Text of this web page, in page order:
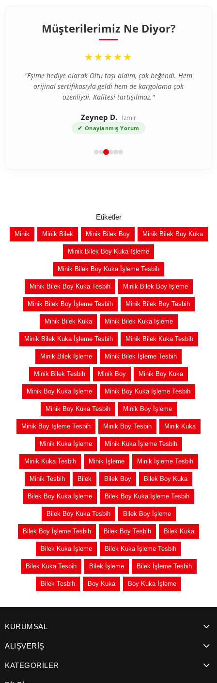
Müşterilerimiz Ne Diyor?
“
★★★★★
"Eşime hediye olarak Oltu taşı aldım, çok beğendi. Hem
orijinal sertifikasıyla geldi hem de kargolama çok
özenliydi. Kalitesi tartışılmaz."
Zeynep D. İzmir
✔ Onaylanmış Yorum
Etiketler
Minik Minik Bilek Minik Bilek Boy Minik Bilek Boy Kuka
Minik Bilek Boy Kuka İşleme
Minik Bilek Boy Kuka İşleme Tesbih
Minik Bilek Boy Kuka Tesbih Minik Bilek Boy İşleme
Minik Bilek Boy İşleme Tesbih Minik Bilek Boy Tesbih
Minik Bilek Kuka Minik Bilek Kuka İşleme
Minik Bilek Kuka İşleme Tesbih Minik Bilek Kuka Tesbih
Minik Bilek İşleme Minik Bilek İşleme Tesbih
Minik Bilek Tesbih Minik Boy Minik Boy Kuka
Minik Boy Kuka İşleme Minik Boy Kuka İşleme Tesbih
Minik Boy Kuka Tesbih Minik Boy İşleme
Minik Boy İşleme Tesbih Minik Boy Tesbih Minik Kuka
Minik Kuka İşleme Minik Kuka İşleme Tesbih
Minik Kuka Tesbih Minik İşleme Minik İşleme Tesbih
Minik Tesbih Bilek Bilek Boy Bilek Boy Kuka
Bilek Boy Kuka İşleme Bilek Boy Kuka İşleme Tesbih
Bilek Boy Kuka Tesbih Bilek Boy İşleme
Bilek Boy İşleme Tesbih Bilek Boy Tesbih Bilek Kuka
Bilek Kuka İşleme Bilek Kuka İşleme Tesbih
Bilek Kuka Tesbih Bilek İşleme Bilek İşleme Tesbih
Bilek Tesbih Boy Kuka Boy Kuka İşleme
KURUMSAL
ALIŞVERİŞ
KATEGORİLER